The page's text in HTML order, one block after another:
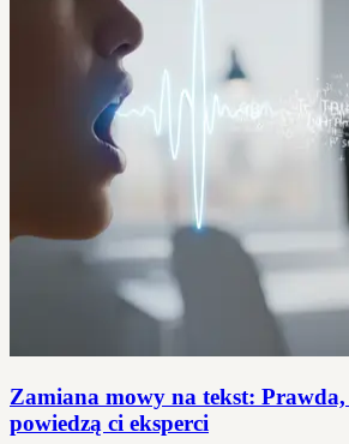
Zamiana mowy na tekst:
powiedzą ci eksperci